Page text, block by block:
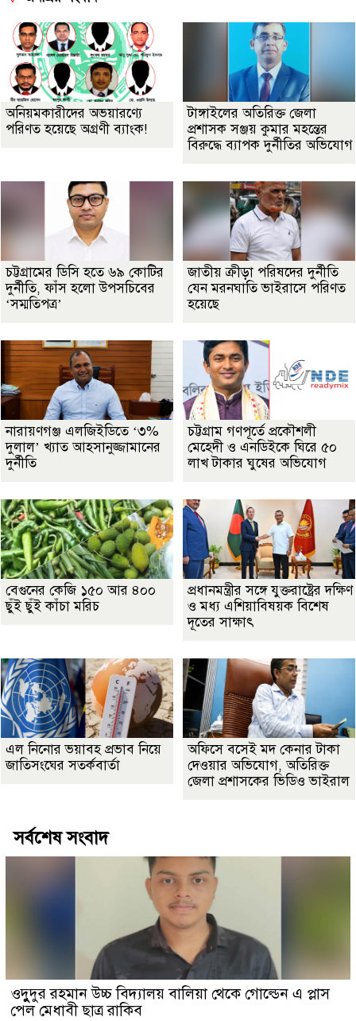
অনিয়মকারীদের অভয়ারণ্যে
পরিণত হয়েছে অগ্রণী ব্যাংক!
টাঙ্গাইলের অতিরিক্ত জেলা
প্রশাসক সঞ্জয় কুমার মহন্তের
বিরুদ্ধে ব্যাপক দুর্নীতির অভিযোগ
চট্টগ্রামের ডিসি হতে ৬৯ কোটির
দুর্নীতি, ফাঁস হলো উপসচিবের
‘সম্মতিপত্র’
জাতীয় ক্রীড়া পরিষদের দুর্নীতি
যেন মরনঘাতি ভাইরাসে পরিণত
হয়েছে
নারায়ণগঞ্জ এলজিইডিতে ‘৩%
দুলাল’ খ্যাত আহসানুজ্জামানের
দুর্নীতি
চট্টগ্রাম গণপূর্তে প্রকৌশলী
মেহেদী ও এনডিইকে ঘিরে ৫০
লাখ টাকার ঘুষের অভিযোগ
বেগুনের কেজি ১৫০ আর ৪০০
ছুঁই ছুঁই কাঁচা মরিচ
প্রধানমন্ত্রীর সঙ্গে যুক্তরাষ্ট্রের দক্ষিণ
ও মধ্য এশিয়াবিষয়ক বিশেষ
দূতের সাক্ষাৎ
এল নিনোর ভয়াবহ প্রভাব নিয়ে
জাতিসংঘের সতর্কবার্তা
অফিসে বসেই মদ কেনার টাকা
দেওয়ার অভিযোগ, অতিরিক্ত
জেলা প্রশাসকের ভিডিও ভাইরাল
সর্বশেষ সংবাদ
ওদুুদুর রহমান উচ্চ বিদ্যালয় বালিয়া থেকে গোল্ডেন এ প্লাস
পেল মেধাবী ছাত্র রাকিব